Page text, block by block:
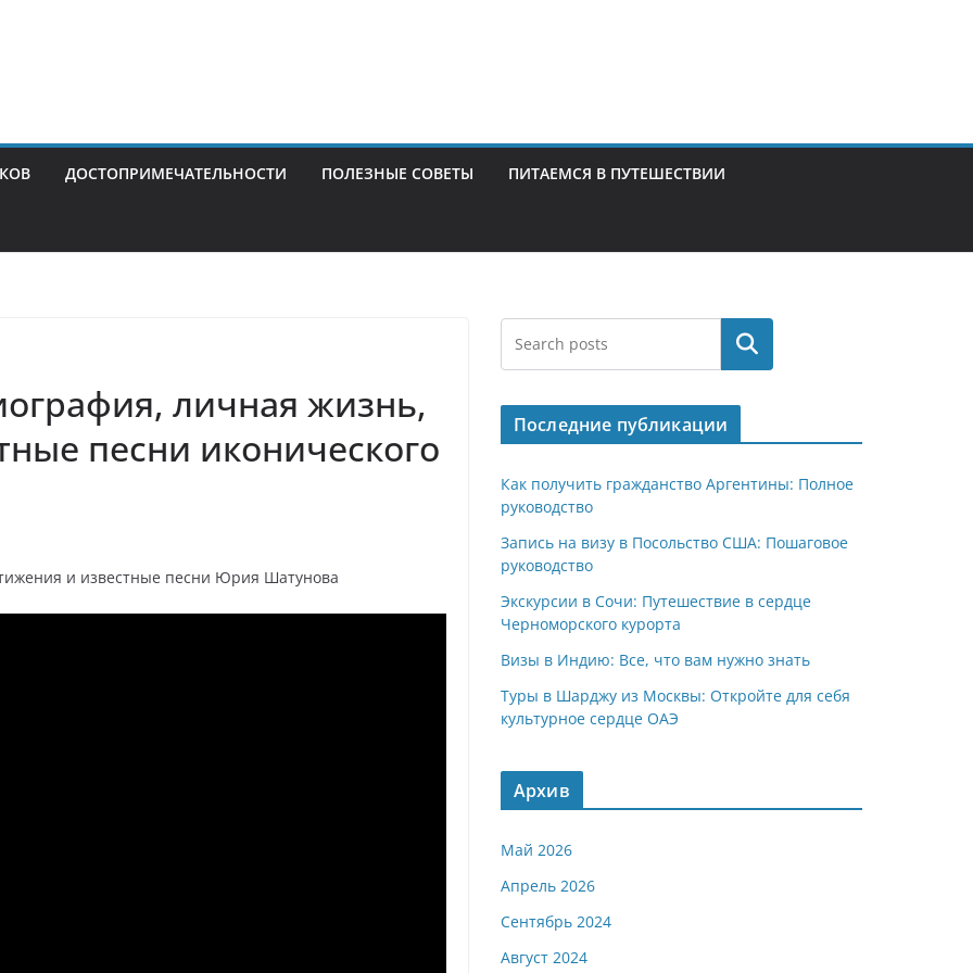
ДОСТОПРИМЕЧАТЕЛЬНОСТИ ПОЛЕЗНЫЕ СОВЕТЫ ПИТАЕМСЯ В ПУТЕШЕСТВИИ
личная жизнь,
песни иконического
Поиск
Последние публикации
Как получить гражданство Аргентины: Полное
руководство
Запись на визу в Посольство США: Пошаговое
руководство
Экскурсии в Сочи: Путешествие в сердце
Черноморского курорта
Визы в Индию: Все, что вам нужно знать
Туры в Шарджу из Москвы: Откройте для себя
культурное сердце ОАЭ
Архив
Май 2026
Апрель 2026
Сентябрь 2024
Август 2024